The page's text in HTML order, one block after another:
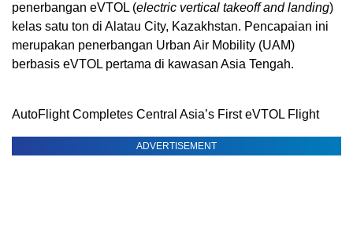
penerbangan eVTOL (electric vertical takeoff and landing)
kelas satu ton di Alatau City, Kazakhstan. Pencapaian ini
merupakan penerbangan Urban Air Mobility (UAM)
berbasis eVTOL pertama di kawasan Asia Tengah.
AutoFlight Completes Central Asia’s First eVTOL Flight
ADVERTISEMENT